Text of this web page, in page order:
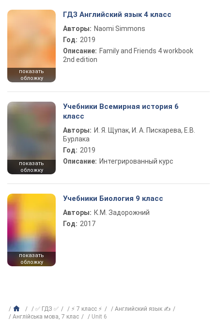
показать
обложку
ГДЗ Английский язык 4 класс
Авторы: Naomi Simmons
Год: 2019
Описание: Family and Friends 4 workbook
2nd edition
показать
обложку
Учебники Всемирная история 6
класс
Авторы: И. Я. Щупак, И. А. Пискарева, Е.В.
Бурлака
Год: 2019
Описание: Интегрированный курс
показать
обложку
Учебники Биология 9 класс
Авторы: К.М. Задорожний
Год: 2017
✅ ГДЗ ✅ ⚡ 7 класс ⚡
Английский язык ✍
Англiйська мова, 7 клас
Unit 6